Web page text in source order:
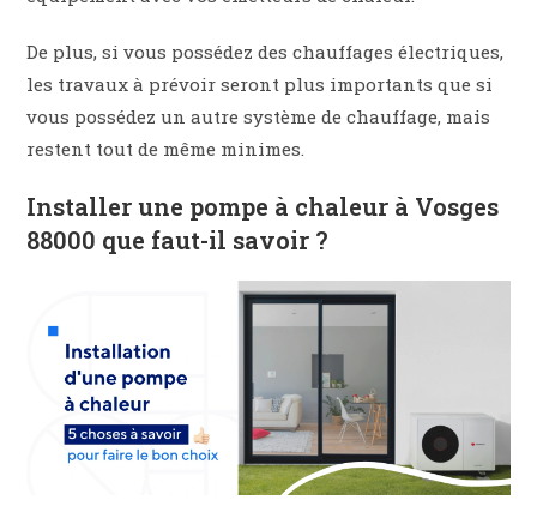
De plus, si vous possédez des chauffages électriques,
les travaux à prévoir seront plus importants que si
vous possédez un autre système de chauffage, mais
restent tout de même minimes.
Installer une pompe à chaleur à Vosges
88000 que faut-il savoir ?